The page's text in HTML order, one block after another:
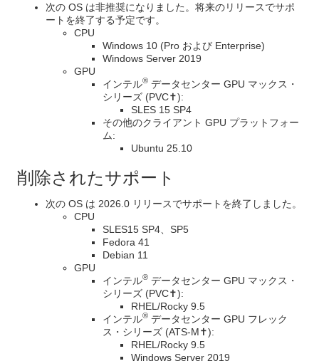
次の OS は非推奨になりました。将来のリリースでサポ
ートを終了する予定です。
CPU
Windows 10 (Pro および Enterprise)
Windows Server 2019
GPU
インテル® データセンター GPU マックス・
シリーズ (PVC✝):
SLES 15 SP4
その他のクライアント GPU プラットフォー
ム:
Ubuntu 25.10
削除されたサポート
次の OS は 2026.0 リリースでサポートを終了しました。
CPU
SLES15 SP4、SP5
Fedora 41
Debian 11
GPU
インテル® データセンター GPU マックス・
シリーズ (PVC✝):
RHEL/Rocky 9.5
インテル® データセンター GPU フレック
ス・シリーズ (ATS-M✝):
RHEL/Rocky 9.5
Windows Server 2019